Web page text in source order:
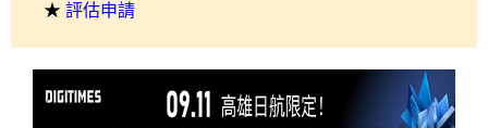
★ 評估申請